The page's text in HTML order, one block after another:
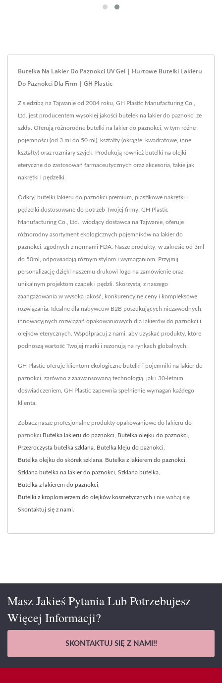
Butelka Na Lakier Do Paznokci UV Gel | Hurtowe Butelki Lakieru
Do Paznokci Dla Firm | GH Plastic
Z siedzibą na Tajwanie od 2004 roku, GH Plastic Manufacturing Co.,
Ltd. jest producentem wysokiej jakości butelek na lakier do paznokci ze
szkła. Oferują różnorodne butelki na lakier do paznokci, w tym różne
pojemności (od 3 ml do 50 ml), kształty (okrągłe, kwadratowe, inne
kształty) oraz rozmiary szyjek. Produkują również butelki na olejki
eteryczne do zastosowań farmaceutycznych oraz akcesoria, takie jak
nakrętki i pędzelki.
Odkryj butelki lakieru do paznokci premium, plastikowe nakrętki i
pędzelki dostosowane do potrzeb Twojej firmy. GH Plastic
Manufacturing Co., Ltd., wiodący dostawca na Tajwanie, oferuje
różnorodny asortyment ekologicznych pojemników na lakier do
paznokci, zgodnych z normami FDA. Nasze produkty, w zakresie od 3ml
do 50ml, odpowiadają różnym stylom i wymaganiom. Przyjmij
personalizację dzięki naszemu drukowi logo na zamówienie oraz
unikalnym projektom czapek i pędzli. Skorzystaj z naszego
zaangażowania w wysoką jakość, konkurencyjne ceny i kompleksowe
rozwiązania. Idealne dla nabywców B2B poszukujących niezawodnych,
innowacyjnych rozwiązań opakowaniowych dla lakierów do paznokci i
olejków eterycznych. Współpracuj z nami, aby uzyskać produkty, które
podnoszą wartość Twojej marki i rezonują na rynkach globalnych.
GH Plastic oferuje klientom ekologiczne butelki i pojemniki na lakier do
paznokci, zarówno z zaawansowaną technologią, jak i 30-letnim
doświadczeniem, GH Plastic zapewnia spełnienie wymagań każdego
klienta.
Zobacz nasze profesjonalne produkty opakowaniowe do lakieru do
paznokci Butelka lakieru do paznokci Butelka olejku do paznokci
Przezroczysta butelka szklana Butelka kleju do paznokci
Butelka olejku do skórek szklana Butelka z lakierem do paznokci
Szklana butelka na lakier do paznokci Szklana butelka
Butelka z lakierem do paznokci
Butelki z kroplomierzem do olejków kosmetycznych i nie wahaj się
Skontaktuj się z nami
Masz Jakieś Pytania Lub Potrzebujesz
Więcej Informacji?
SKONTAKTUJ SIĘ Z NAMI!!